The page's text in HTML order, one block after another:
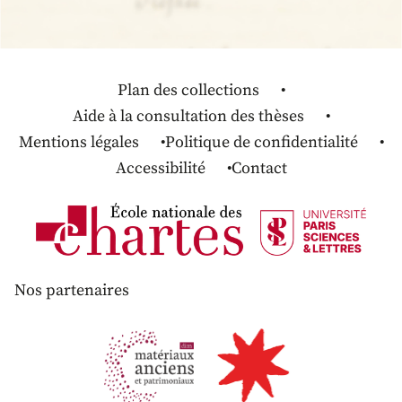
Plan des collections
Aide à la consultation des thèses
Mentions légales
Politique de confidentialité
Accessibilité
Contact
Nos partenaires